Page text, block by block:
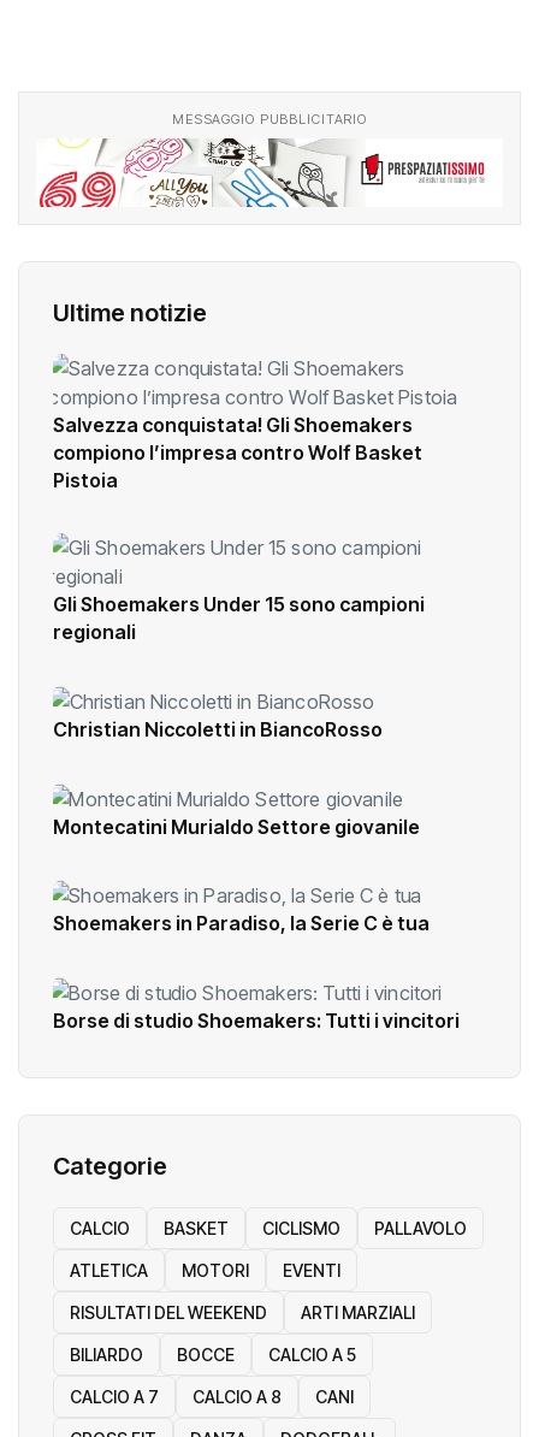
MESSAGGIO PUBBLICITARIO
Ultime notizie
Salvezza conquistata! Gli Shoemakers
compiono l’impresa contro Wolf Basket
Pistoia
Gli Shoemakers Under 15 sono campioni
regionali
Christian Niccoletti in BiancoRosso
Montecatini Murialdo Settore giovanile
Shoemakers in Paradiso, la Serie C è tua
Borse di studio Shoemakers: Tutti i vincitori
Categorie
CALCIO BASKET CICLISMO PALLAVOLO
ATLETICA MOTORI EVENTI
RISULTATI DEL WEEKEND ARTI MARZIALI
BILIARDO BOCCE CALCIO A 5
CALCIO A 7 CALCIO A 8 CANI